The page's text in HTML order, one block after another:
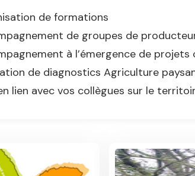
de formations
de groupes de
à l’émergence de
de diagnostics Agriculture
lien avec vos collègues sur le